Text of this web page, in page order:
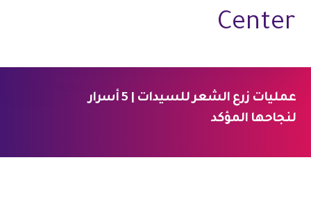
الرئيسية المدونة العلاجات علاج الشعر
عمليات زرع الشعر للسيدات | 5 أسرار
لنجاحها المؤكد